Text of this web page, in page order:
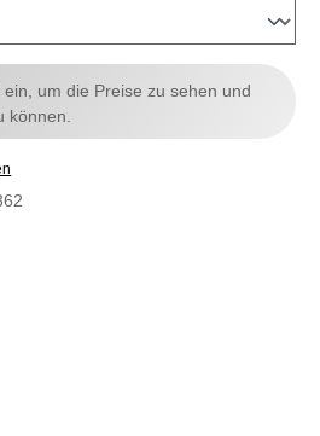
um die Preise zu sehen und
können.